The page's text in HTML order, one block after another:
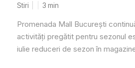
Stiri 3 min
Promenada Mall București
activități pregătit pentru sezonul
iulie reduceri de sezon în